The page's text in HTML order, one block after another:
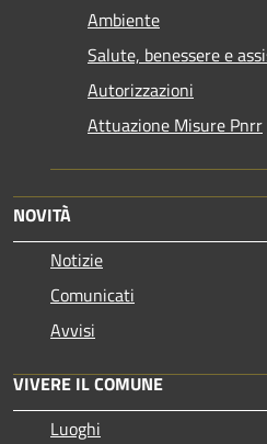
Ambiente
Salute, benessere e
Autorizzazioni
Attuazione Misure Pnrr
NOVITÀ
Notizie
Comunicati
Avvisi
VIVERE IL COMUNE
Luoghi